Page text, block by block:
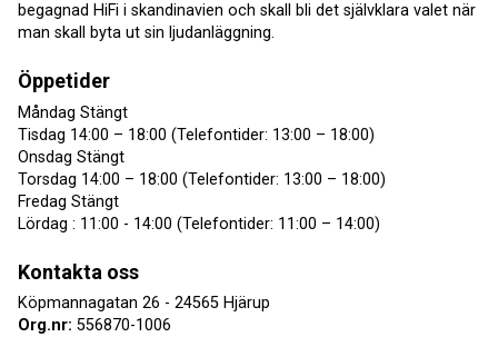
begagnad HiFi i skandinavien och skall bli det självklara valet när
man skall byta ut sin ljudanläggning.
Öppetider
Måndag Stängt
Tisdag 14:00 – 18:00 (Telefontider: 13:00 – 18:00)
Onsdag Stängt
Torsdag 14:00 – 18:00 (Telefontider: 13:00 – 18:00)
Fredag Stängt
Lördag : 11:00 - 14:00 (Telefontider: 11:00 – 14:00)
Kontakta oss
Köpmannagatan 26 - 24565 Hjärup
Org.nr: 556870-1006